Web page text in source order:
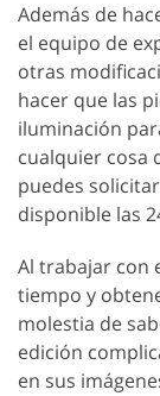
Además de
el equipo de
otras
hacer que las
iluminación
cualquier cosa
puedes
disponible las
Al trabajar con
tiempo y
molestia de
edición
en sus